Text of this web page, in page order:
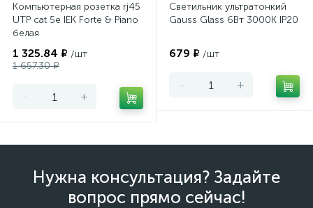
Компьютерная розетка rj45
UTP cat 5e IEK Forte & Piano
белая
1 325.84 ₽ /шт
1 657.30 ₽
- +
Светильник ультратонкий
Gauss Glass 6Вт 3000K IP20
679 ₽ /шт
- +
Нужна консультация? Задайте
вопрос прямо сейчас!